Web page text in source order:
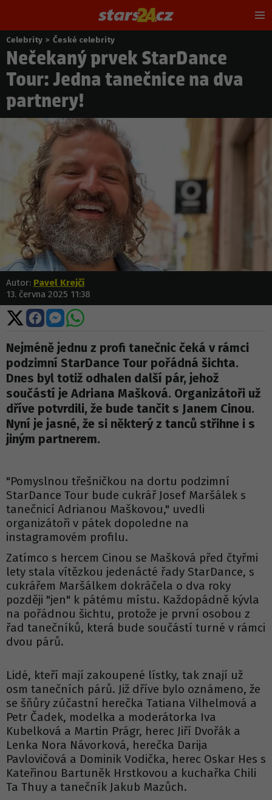
Nacházíte
se
zde:
Celebrity > České celebrity
Nečekaný prvek StarDance
Tour: Jedna tanečnice na dva
partnery!
Autor: Pavel Krejčí
13. června 2025 11:38
Sdílet
na
X
Sdílet
na
Facebooku
Sdílet
na
Messengeru
Sdílet
WhatsApp
Nejméně jednu z profi tanečnic čeká v rámci
podzimní StarDance Tour pořádná šichta.
Dnes byl totiž odhalen další pár, jehož
součástí je Adriana Mašková. Organizátoři už
dříve potvrdili, že bude tančit s Janem Cinou.
Nyní je jasné, že si některý z tanců střihne i s
jiným partnerem.
"Pomyslnou třešničkou na dortu podzimní
StarDance Tour bude cukrář Josef Maršálek s
tanečnicí Adrianou Maškovou," uvedli
organizátoři v pátek dopoledne na
instagramovém profilu.
Zatímco s hercem Cinou se Mašková před čtyřmi
lety stala vítězkou jedenácté řady StarDance, s
cukrářem Maršálkem dokráčela o dva roky
později "jen" k pátému místu. Každopádně kývla
na pořádnou šichtu, protože je první osobou z
řad tanečníků, která bude součástí turné v rámci
dvou párů.
Lidé, kteří mají zakoupené lístky, tak znají už
osm tanečních párů. Již dříve bylo oznámeno, že
se šňůry zúčastní herečka Tatiana Vilhelmová a
Petr Čadek, modelka a moderátorka Iva
Kubelková a Martin Prágr, herec Jiří Dvořák a
Lenka Nora Návorková, herečka Darija
Pavlovičová a Dominik Vodička, herec Oskar Hes s
Kateřinou Bartuněk Hrstkovou a kuchařka Chili
Ta Thuy a tanečník Jakub Mazůch.